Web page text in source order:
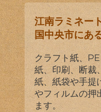
江南ラミネー
国中央市にあ
クラフト紙、
紙、印刷、断裁
紙、紙袋や手提
やフィルムの押
ます。